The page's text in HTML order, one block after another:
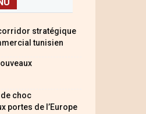
stratégique
tunisien
de choc
portes de l’Europe